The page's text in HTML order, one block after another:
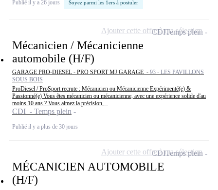
Publié il y a 26 jours Soyez parmi les 1ers à postuler
Mécanicien / Mécanicienne
automobile (H/F)
GARAGE PRO-DIESEL - PRO SPORT MJ GARAGE - 93 - LES PAVILLONS
SOUS BOIS
ProDiesel / ProSport recrute : Mécanicien ou Mécanicienne Expérimenté(e) &
Passionné(e) Vous êtes mécanicien ou mécanicienne, avec une expérience solide d'au
moins 10 ans ? Vous aimez la précision,...
CDI - Temps plein
Publié il y a plus de 30 jours
CDITemps plein
Ajouter cette offre à ma sélection
MÉCANICIEN AUTOMOBILE
(H/F)
CDITemps plein
Ajouter cette offre à ma sélection